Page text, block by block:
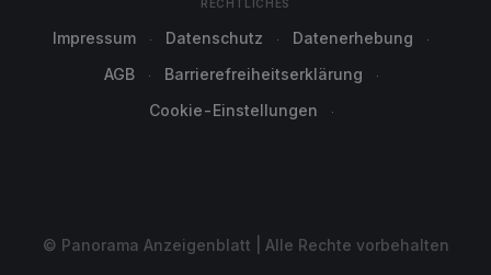
RECHTLICHES
Impressum Datenschutz
Datenerhebung
AGB
Barrierefreiheitserklärung
Cookie-Einstellungen
© Panorama Anzeigenblatt | Alle Rechte vorbehalten